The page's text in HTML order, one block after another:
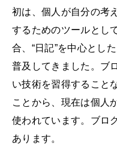
初は、個人が自分の考
するためのツールとし
合、“日記”を中心とし
普及してきました。ブ
い技術を習得すること
ことから、現在は個人
使われています。ブロ
あります。